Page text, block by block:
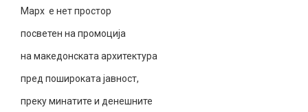
Марх е нет простор
посветен на промоција
на македонската архитектура
пред пошироката јавност,
преку минатите и денешните